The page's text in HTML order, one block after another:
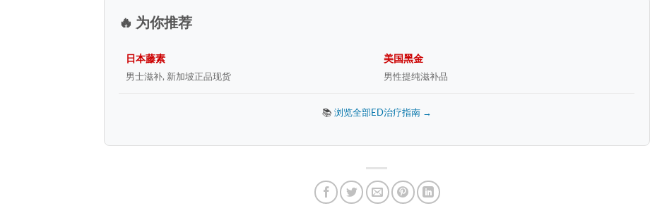
🔥 为你推荐
日本藤素
男士滋补, 新加坡正品现货
美国黑金
男性提纯滋补品
📚 浏览全部ED治疗指南 →